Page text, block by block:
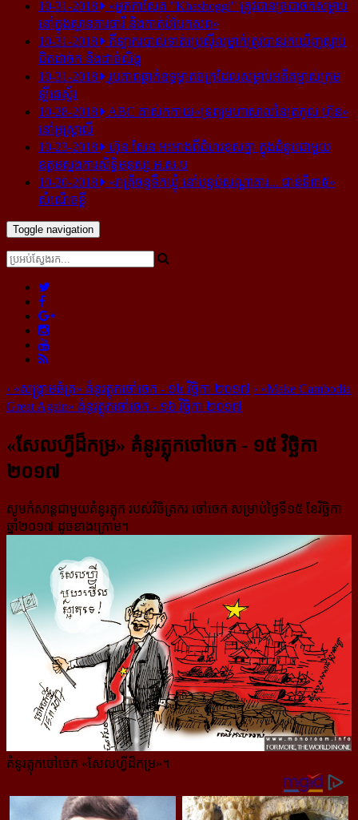
10-31-2018
«អ្នក​កាសែត "Khashoggi" ត្រូវ​បាន​ច្របាច់ក​សម្លាប់​
នៅ​ក្នុង​ស្ថាន​ភារធារី និង​កាត់​បំបែក​សព»
10-31-2018
កីឡាករ​បាល់ទាត់​ប្រេស៊ីល​ម្នាក់​ត្រូវ​បាន​រក​ឃើញ​ស្លាប់​
ជិត​ដាច់ក និង​ដាច់​លិង្គ
10-31-2018
រូបភាព​ធ្លាក់​ឧទ្ធម្ភាគចក្រ​ដែល​សម្លាប់​អតីត​ម្ចាស់​ក្រុម​
ឡីឆេស្ទ័រ
10-28-2018
ABC គាស់​កកាយ​«ទ្រព្យមហាសាល​នៃ​ត្រកូល ហ៊ុន»​
នៅ​អូស្ត្រាលី
10-23-2018
ហ៊ុន សែន អះអាង​ពី​ជំហរ​ខុស​គ្នា ក្នុង​ជំនួប​ជាមួយ​
ឧត្តម​ស្នងការ​សិទ្ធិ​មនុស្ស អ.ស.ប
10-20-2018
«រាត្រីចន្ទទឹកឃ្មុំ នៅបន្ទប់សណ្ឋាគារ... ជាន់ទី៣៥»
សំណើចខ្លី
Toggle navigation
‹ «សង្គ្រាម​ឆ័ត្រ» គំនូរ​ត្លុក​ចៅ​ចេក - ១៤ វិច្ឆិកា ២០១៧ › «Make Cambodia
Great Again» គំនូរ​ត្លុក​ចៅ​ចេក - ១៦ វិច្ឆិកា ២០១៧
«សែលហ្វី​ដ៏​កម្រ» គំនូរ​ត្លុក​ចៅ​ចេក - ១៥ វិច្ឆិកា
២០១៧
សូមកំសាន្ដជាមួយគំនូរត្លុក របស់វិចិត្រករ ចៅចេក សម្រាប់ថ្ងៃទី១៥ ខែវិច្ឆិកា
ឆ្នាំ២០១៧ ដូចខាងក្រោម។
គំនូរត្លុកចៅចេក «សែលហ្វីដ៏កម្រ»។